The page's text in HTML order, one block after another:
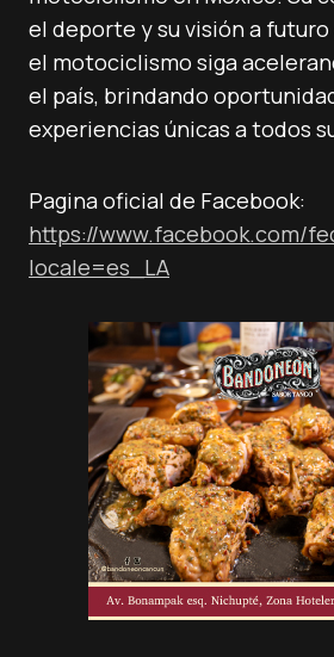
el deporte y su visión a
el motociclismo siga
el país, brindando
experiencias únicas a todos
Pagina oficial de Facebook:
https://www.facebook.com/
locale=es_LA